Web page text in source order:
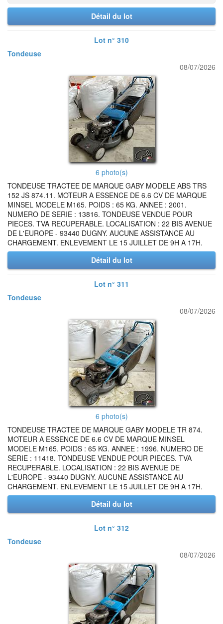
Détail du lot
Lot n° 310
Tondeuse
08/07/2026
6 photo(s)
TONDEUSE TRACTEE DE MARQUE GABY MODELE ABS TRS
152 JS 874.11. MOTEUR A ESSENCE DE 6.6 CV DE MARQUE
MINSEL MODELE M165. POIDS : 65 KG. ANNEE : 2001.
NUMERO DE SERIE : 13816. TONDEUSE VENDUE POUR
PIECES. TVA RECUPERABLE. LOCALISATION : 22 BIS AVENUE
DE L'EUROPE - 93440 DUGNY. AUCUNE ASSISTANCE AU
CHARGEMENT. ENLEVEMENT LE 15 JUILLET DE 9H A 17H.
Détail du lot
Lot n° 311
Tondeuse
08/07/2026
6 photo(s)
TONDEUSE TRACTEE DE MARQUE GABY MODELE TR 874.
MOTEUR A ESSENCE DE 6.6 CV DE MARQUE MINSEL
MODELE M165. POIDS : 65 KG. ANNEE : 1996. NUMERO DE
SERIE : 11418. TONDEUSE VENDUE POUR PIECES. TVA
RECUPERABLE. LOCALISATION : 22 BIS AVENUE DE
L'EUROPE - 93440 DUGNY. AUCUNE ASSISTANCE AU
CHARGEMENT. ENLEVEMENT LE 15 JUILLET DE 9H A 17H.
Détail du lot
Lot n° 312
Tondeuse
08/07/2026